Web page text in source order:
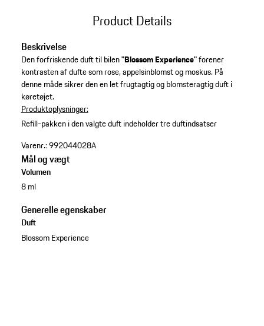
Product Details
Beskrivelse
Den forfriskende duft til bilen"Blossom Experience"forener
kontrasten af dufte som rose, appelsinblomst og moskus. På
denne måde sikrer den en let frugtagtig og blomsteragtig duft i
køretøjet.
Produktoplysninger:
Refill-pakken i den valgte duft indeholder tre duftindsatser
Varenr.:992044028A
Mål og vægt
Volumen
8 ml
Generelle egenskaber
Duft
Blossom Experience